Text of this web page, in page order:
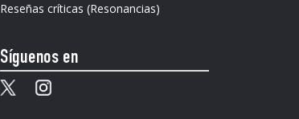
Reseñas críticas (Resonancias)
Síguenos en